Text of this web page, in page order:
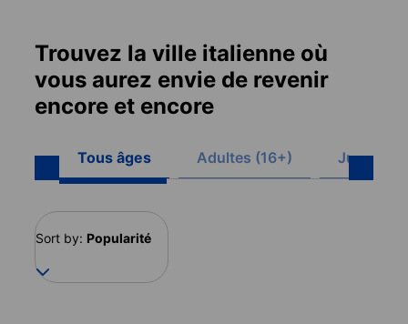
Trouvez la ville italienne où
vous aurez envie de revenir
encore et encore
Tous âges Adultes (16+) Juniors
Sort by: Popularité